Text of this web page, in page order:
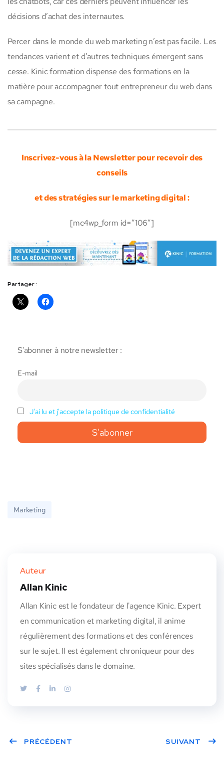
décisions d’achat des internautes.
Percer dans le monde du web marketing n’est pas facile. Les
tendances varient et d’autres techniques émergent sans
cesse. Kinic formation dispense des formations en la
matière pour accompagner tout entrepreneur du web dans
sa campagne.
Inscrivez-vous à la Newsletter pour recevoir des
conseils
et des stratégies sur le marketing digital :
[mc4wp_form id=”106″]
Partager :
S'abonner à notre newsletter :
E-mail
J'ai lu et j'accepte la politique de confidentialité
Marketing
Auteur
Allan Kinic
Allan Kinic est le fondateur de l'agence Kinic. Expert
en communication et marketing digital, il anime
régulièrement des formations et des conférences
sur le sujet. Il est également chroniqueur pour des
sites spécialisés dans le domaine.
PRÉCÉDENT SUIVANT